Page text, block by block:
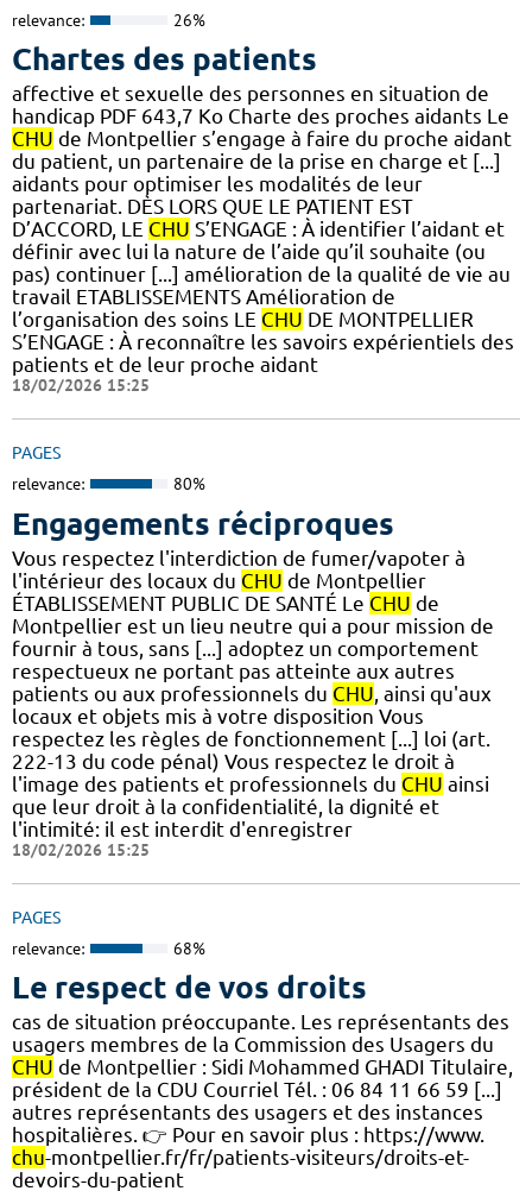
relevance: 26%
Chartes des patients
affective et sexuelle des personnes en situation de
handicap PDF 643,7 Ko Charte des proches aidants Le
CHU de Montpellier s’engage à faire du proche aidant
du patient, un partenaire de la prise en charge et [...]
aidants pour optimiser les modalités de leur
partenariat. DÈS LORS QUE LE PATIENT EST
D’ACCORD, LE CHU S’ENGAGE : À identifier l’aidant et
définir avec lui la nature de l’aide qu’il souhaite (ou
pas) continuer [...] amélioration de la qualité de vie au
travail ETABLISSEMENTS Amélioration de
l’organisation des soins LE CHU DE MONTPELLIER
S’ENGAGE : À reconnaître les savoirs expérientiels des
patients et de leur proche aidant
18/02/2026 15:25
PAGES
relevance: 80%
Engagements réciproques
Vous respectez l'interdiction de fumer/vapoter à
l'intérieur des locaux du CHU de Montpellier
ÉTABLISSEMENT PUBLIC DE SANTÉ Le CHU de
Montpellier est un lieu neutre qui a pour mission de
fournir à tous, sans [...] adoptez un comportement
respectueux ne portant pas atteinte aux autres
patients ou aux professionnels du CHU , ainsi qu'aux
locaux et objets mis à votre disposition Vous
respectez les règles de fonctionnement [...] loi (art.
222-13 du code pénal) Vous respectez le droit à
l'image des patients et professionnels du CHU ainsi
que leur droit à la confidentialité, la dignité et
l'intimité: il est interdit d'enregistrer
18/02/2026 15:25
PAGES
relevance: 68%
Le respect de vos droits
cas de situation préoccupante. Les représentants des
usagers membres de la Commission des Usagers du
CHU de Montpellier : Sidi Mohammed GHADI Titulaire,
président de la CDU Courriel Tél. : 06 84 11 66 59 [...]
autres représentants des usagers et des instances
hospitalières. 👉 Pour en savoir plus : https://www.
chu-montpellier.fr/fr/patients-visiteurs/droits-et-
devoirs-du-patient